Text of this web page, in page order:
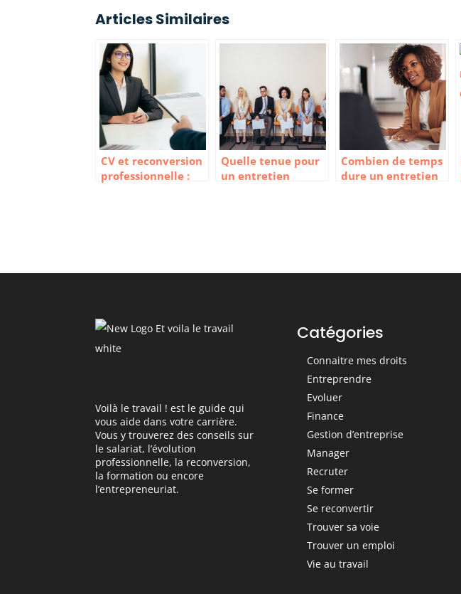
Articles Similaires
CV et reconversion
professionnelle :
Quelle tenue pour
un entretien
Combien de temps
dure un entretien
Voilà le travail ! est le guide qui
vous aide dans votre carrière.
Vous y trouverez des conseils sur
le salariat, l’évolution
professionnelle, la reconversion,
la formation ou encore
l’entrepreneuriat.
Catégories
Connaitre mes droits
Entreprendre
Evoluer
Finance
Gestion d’entreprise
Manager
Recruter
Se former
Se reconvertir
Trouver sa voie
Trouver un emploi
Vie au travail